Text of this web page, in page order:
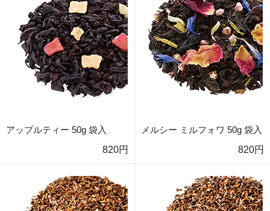
アップルティー 50g 袋入
820円
メルシー ミルフォワ 50g 袋入
820円